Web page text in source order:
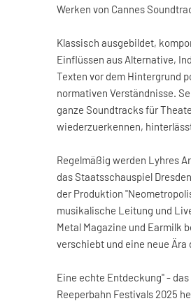
Werken von Cannes
Klassisch ausgebildet,
Einflüssen aus Alternative,
Texten vor dem Hintergrund
normativen Verständnisse.
ganze Soundtracks für
wiederzuerkennen,
Regelmäßig werden Lyhres
das Staatsschauspiel
der Produktion
musikalische Leitung und
Metal Magazine und Earmilk
verschiebt und eine neue
Eine echte Entdeckung" -
Reeperbahn Festivals 2025